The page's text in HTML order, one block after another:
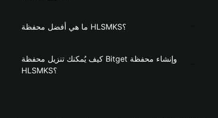
ما هي أفضل محفظة HLSMKS؟
كيف يُمكنك تنزيل محفظة Bitget وإنشاء محفظة
HLSMKS؟